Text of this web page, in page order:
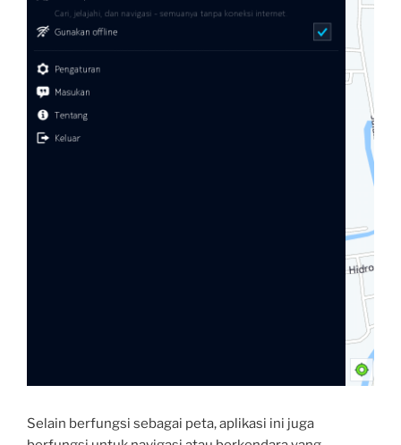
Selain berfungsi sebagai peta, aplikasi ini juga